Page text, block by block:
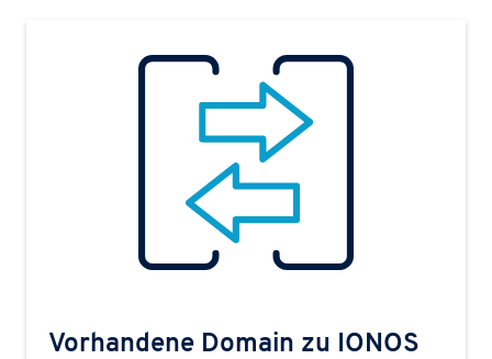
Vorhandene Domain zu IONOS